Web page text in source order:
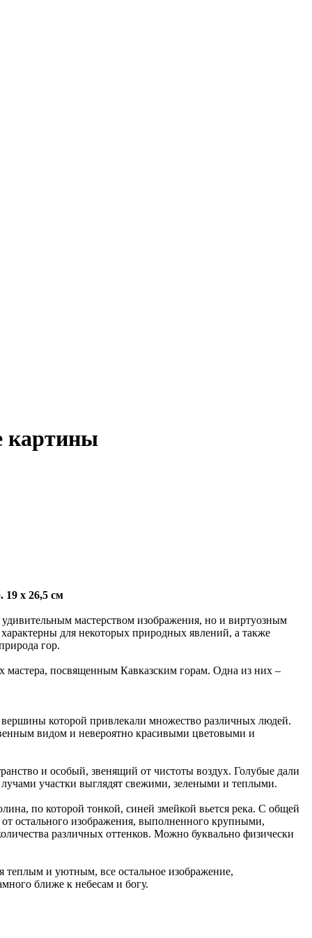
картины
х 26,5 см
мастерством изображения, но и виртуозным
для некоторых природных явлений, а также
гор.
мастера, посвященным Кавказским горам. Одна из них –
которой привлекали множество различных людей.
видом и невероятно красивыми цветовыми и
и особый, звенящий от чистоты воздух. Голубые дали
участки выглядят свежими, зелеными и теплыми.
по которой тонкой, синей змейкой вьется река. С общей
остального изображения, выполненного крупными,
различных оттенков. Можно буквально физически
и уютным, все остальное изображение,
ближе к небесам и богу.